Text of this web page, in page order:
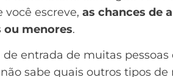
escreve, as chances de
ou menores.
entrada de muitas
sabe quais outros tipos de